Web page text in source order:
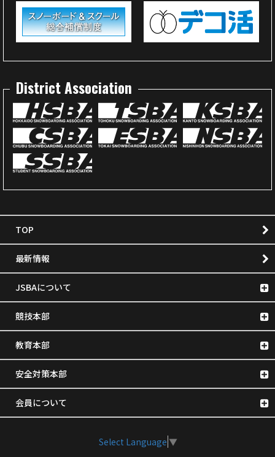
District Association
TOP
最新情報
JSBAについて
競技本部
教育本部
安全対策本部
会員について
Select Language ▼